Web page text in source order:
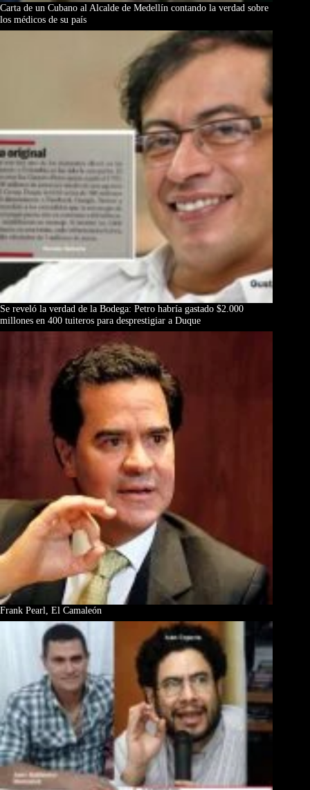
Carta de un Cubano al Alcalde de Medellín contando la verdad sobre
los médicos de su país
Se reveló la verdad de la Bodega: Petro habría gastado $2.000
millones en 400 tuiteros para desprestigiar a Duque
Frank Pearl, El Camaleón